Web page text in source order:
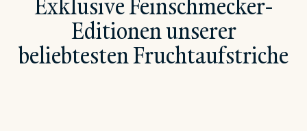
Editionen unserer
beliebtesten Fruchtaufstriche